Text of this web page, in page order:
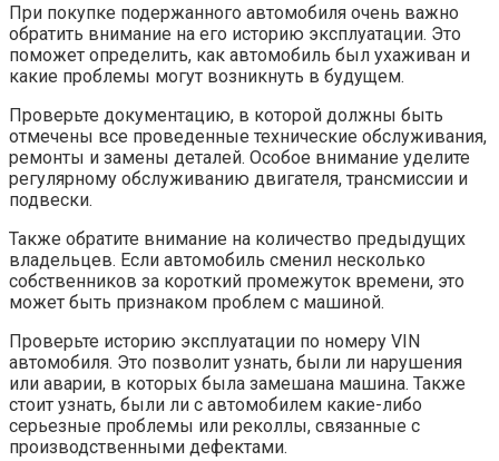
При покупке подержанного автомобиля очень важно
обратить внимание на его историю эксплуатации. Это
поможет определить, как автомобиль был ухаживан и
какие проблемы могут возникнуть в будущем.
Проверьте документацию, в которой должны быть
отмечены все проведенные технические обслуживания,
ремонты и замены деталей. Особое внимание уделите
регулярному обслуживанию двигателя, трансмиссии и
подвески.
Также обратите внимание на количество предыдущих
владельцев. Если автомобиль сменил несколько
собственников за короткий промежуток времени, это
может быть признаком проблем с машиной.
Проверьте историю эксплуатации по номеру VIN
автомобиля. Это позволит узнать, были ли нарушения
или аварии, в которых была замешана машина. Также
стоит узнать, были ли с автомобилем какие-либо
серьезные проблемы или реколлы, связанные с
производственными дефектами.